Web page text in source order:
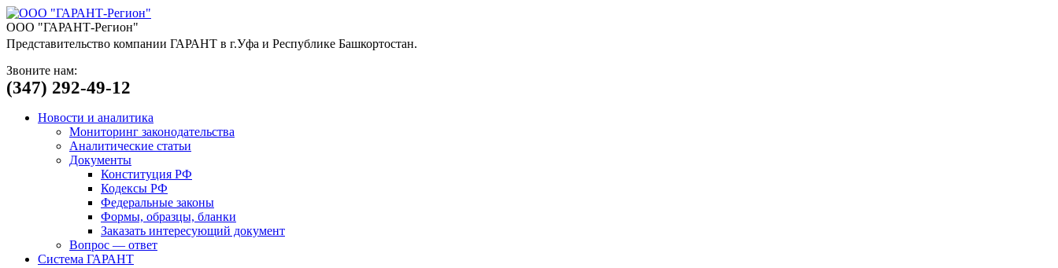
ООО "ГАРАНТ-Регион"
Представительство компании ГАРАНТ в г.Уфа и Республике Башкортостан.
Звоните нам:
(347) 292-49-12
Новости и аналитика
Мониторинг законодательства
Аналитические статьи
Документы
Конституция РФ
Кодексы РФ
Федеральные законы
Формы, образцы, бланки
Заказать интересующий документ
Вопрос — ответ
Система ГАРАНТ